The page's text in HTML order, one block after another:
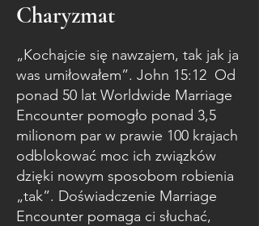
Charyzmat
„Kochajcie się nawzajem, tak jak ja
was umiłowałem”. John 15:12 Od
ponad 50 lat Worldwide Marriage
Encounter pomogło ponad 3,5
milionom par w prawie 100 krajach
odblokować moc ich związków
dzięki nowym sposobom robienia
„tak”. Doświadczenie Marriage
Encounter pomaga ci słuchać,